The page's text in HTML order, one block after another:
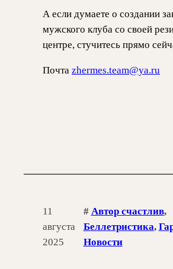
А если думаете о создании
мужского клуба со своей
центре, стучитесь прямо
Почта zhermes.team@ya.ru
11
августа
2025
# Автор счастлив ,
Беллетристика,
Новости